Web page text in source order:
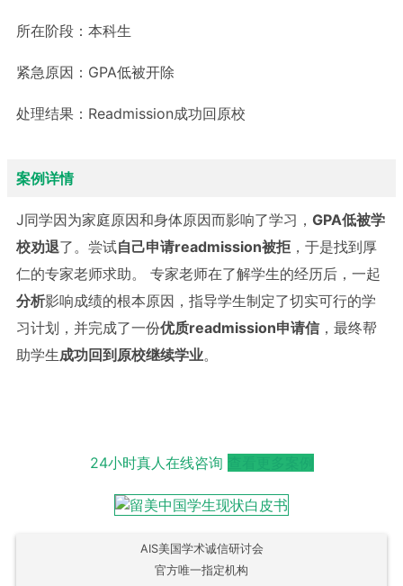
所在阶段： 本科生
紧急原因： GPA低被开除
处理结果： Readmission成功回原校
案例详情
J同学因为家庭原因和身体原因而影响了学习， GPA低被学
校劝退了。尝试自己申请readmission被拒 ，于是找到厚
仁的专家老师求助。 专家老师在了解学生的经历后，一起
分析影响成绩的根本原因，指导学生制定了切实可行的学
习计划，并完成了一份优质readmission申请信 ，最终帮
助学生成功回到原校继续学业。
24小时真人在线咨询
AIS美国学术诚信研讨会
官方唯一指定机构